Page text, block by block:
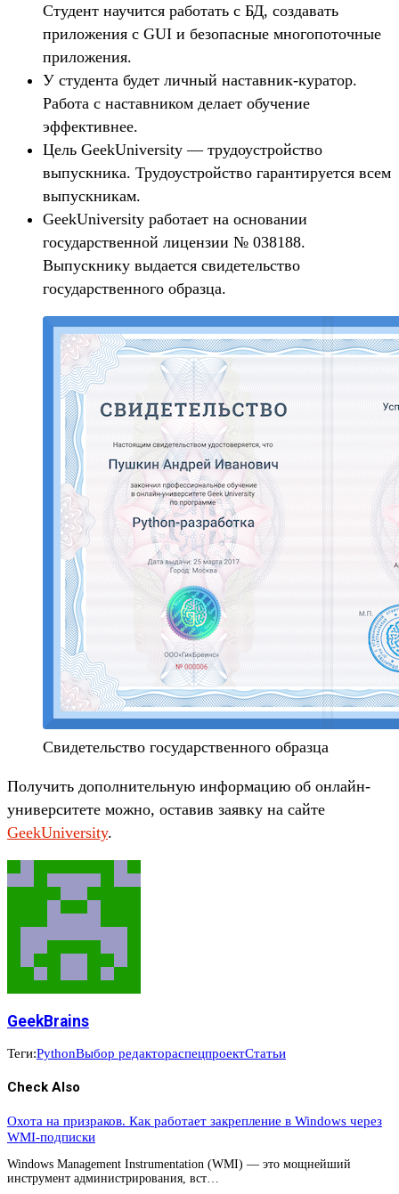
Студент научится работать с БД, создавать
приложения с GUI и безопасные многопоточные
приложения.
У студента будет личный наставник-куратор.
Работа с наставником делает обучение
эффективнее.
Цель GeekUniversity — трудоустройство
выпускника. Трудоустройство гарантируется всем
выпускникам.
GeekUniversity работает на основании
государственной лицензии № 038188.
Выпускнику выдается свидетельство
государственного образца.
Свидетельство государственного образца
Получить дополнительную информацию об онлайн-
университете можно, оставив заявку на сайте
GeekUniversity.
GeekBrains
Теги:PythonВыбор редактораспецпроектСтатьи
Check Also
Охота на призраков. Как работает закрепление в Windows через
WMI-подписки
Windows Management Instrumentation (WMI) — это мощнейший
инструмент администрирования, вст…